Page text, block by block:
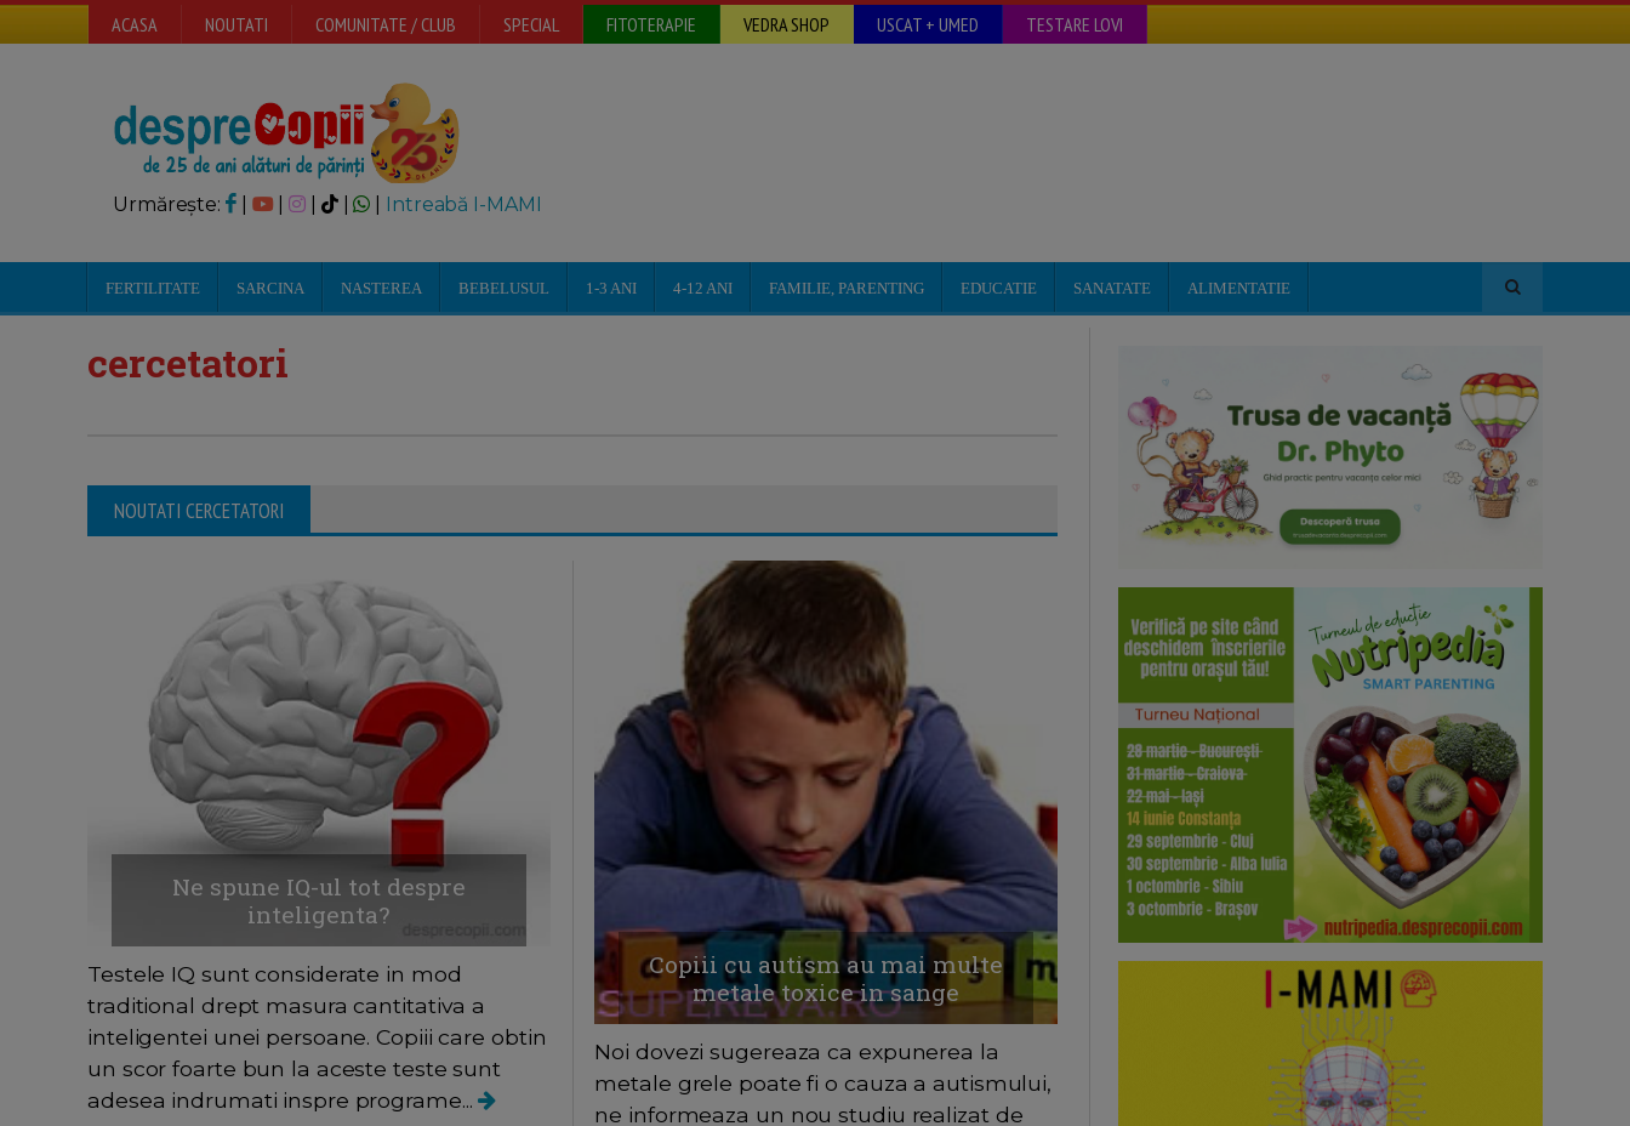
ACASA NOUTATI COMUNITATE / CLUB SPECIAL FITOTERAPIE VEDRA SHOP USCAT + UMED TESTARE LOVI
Urmărește: | | Intreabă I-MAMI
FERTILITATE SARCINA NASTEREA BEBELUSUL 1-3 ANI 4-12 ANI FAMILIE, PARENTING EDUCATIE SANATATE ALIMENTATIE
cercetatori
NOUTATI CERCETATORI
Ne spune IQ-ul tot despre
inteligenta?
Testele IQ sunt considerate in mod
traditional drept masura cantitativa a
inteligentei unei persoane. Copiii care obtin
un scor foarte bun la aceste teste sunt
adesea indrumati inspre programe...
Copiii cu autism au mai multe
metale toxice in sange
Noi dovezi sugereaza ca expunerea la
metale grele poate fi o cauza a autismului,
ne informeaza un nou studiu realizat de